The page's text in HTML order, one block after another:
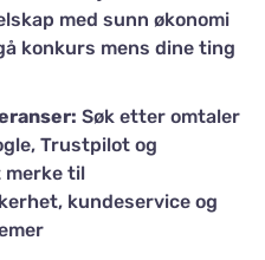
med sunn økonomi
konkurs mens dine ting
Søk etter omtaler
Trustpilot og
merke til
kundeservice og